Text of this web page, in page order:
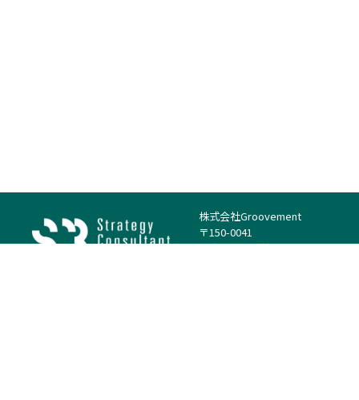
株式会社Groovement
〒150-0041
東京都渋谷区神南1丁目23−14